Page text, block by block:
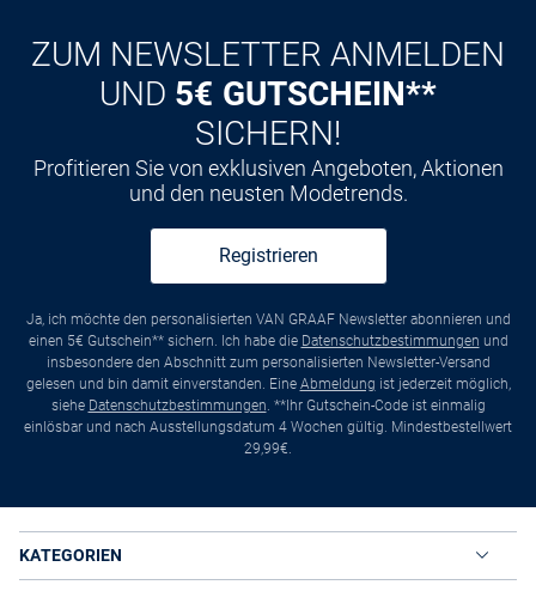
ZUM NEWSLETTER ANMELDEN
UND 5€ GUTSCHEIN**
SICHERN!
Profitieren Sie von exklusiven Angeboten, Aktionen
und den neusten Modetrends.
Registrieren
Ja, ich möchte den personalisierten VAN GRAAF Newsletter abonnieren und
einen 5€ Gutschein** sichern. Ich habe die Datenschutzbestimmungen und
insbesondere den Abschnitt zum personalisierten Newsletter-Versand
gelesen und bin damit einverstanden. Eine Abmeldung ist jederzeit möglich,
siehe Datenschutzbestimmungen. **Ihr Gutschein-Code ist einmalig
einlösbar und nach Ausstellungsdatum 4 Wochen gültig. Mindestbestellwert
29,99€.
KATEGORIEN